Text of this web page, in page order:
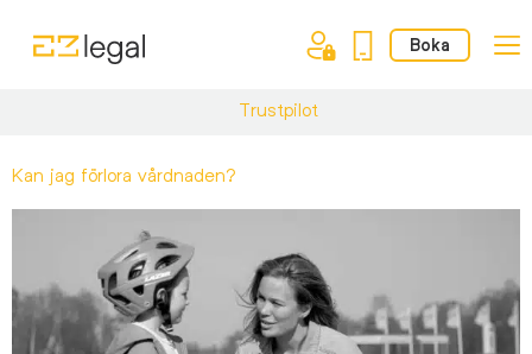
Boka
Trustpilot
Kan jag förlora vårdnaden?